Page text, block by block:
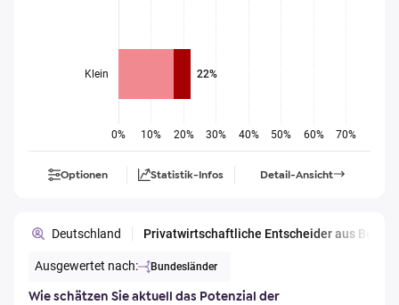
0% 10% 20% 30% 40% 50% 60% 70%
22%
Klein
Optionen Statistik-Infos Detail-Ansicht
Deutschland Privatwirtschaftliche Entscheider aus Berlin,
Ausgewertet nach: Bundesländer
Wie schätzen Sie aktuell das Potenzial der